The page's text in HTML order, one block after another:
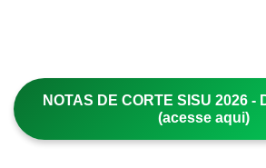
NOTAS DE CORTE SISU 2026 -
(acesse aqui)